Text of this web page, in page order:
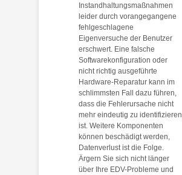
Instandhaltungsmaßnahmen
leider durch vorangegangene
fehlgeschlagene
Eigenversuche der Benutzer
erschwert. Eine falsche
Softwarekonfiguration oder
nicht richtig ausgeführte
Hardware-Reparatur kann im
schlimmsten Fall dazu führen,
dass die Fehlerursache nicht
mehr eindeutig zu identifizieren
ist. Weitere Komponenten
können beschädigt werden,
Datenverlust ist die Folge.
Ärgern Sie sich nicht länger
über Ihre EDV-Probleme und